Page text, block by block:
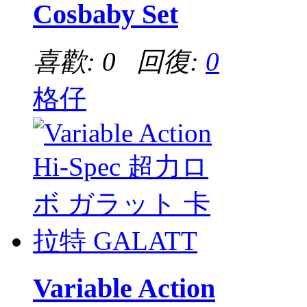
Cosbaby Set
喜歡: 0 回復: 0
格仔
Variable Action